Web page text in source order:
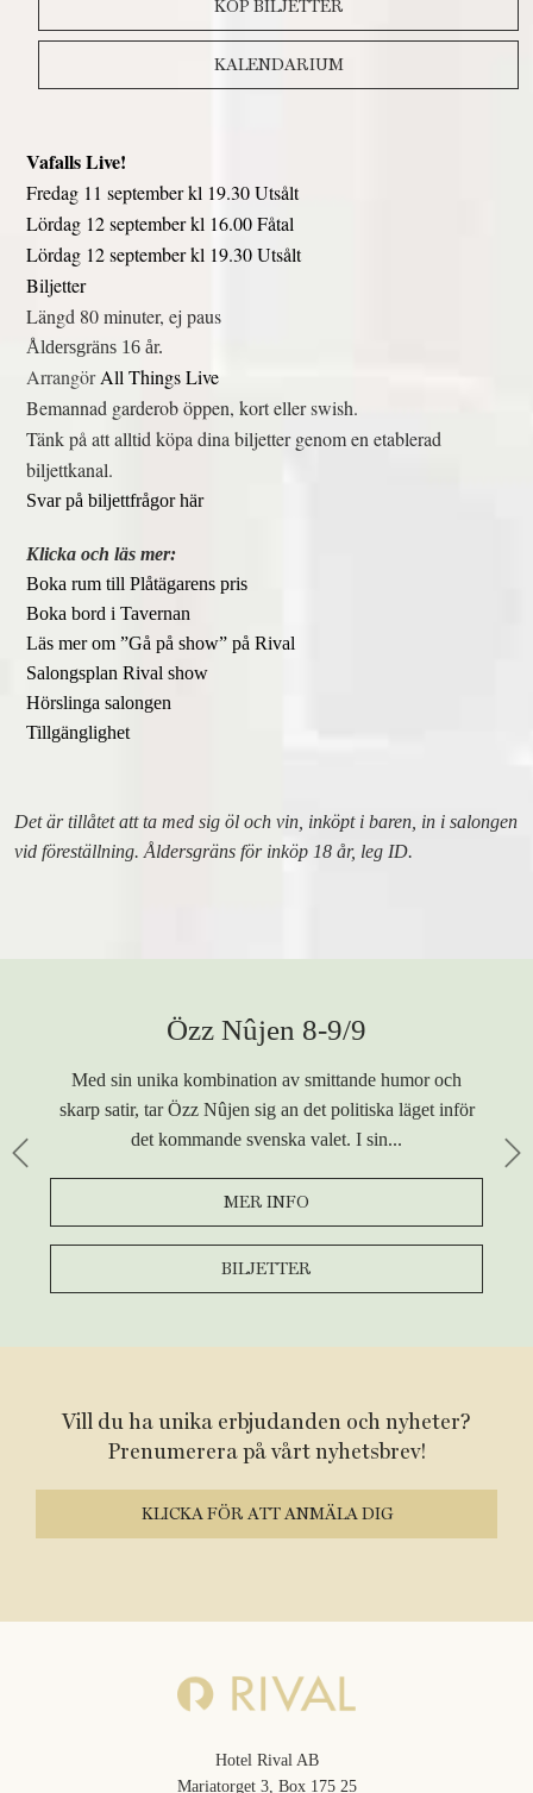
FAKTA A-Ö
KÖP BILJETTER
KALENDARIUM
Vafalls Live!
Fredag 11 september kl 19.30 Utsålt
Lördag 12 september kl 16.00 Fåtal
Lördag 12 september kl 19.30 Utsålt
Biljetter
Längd 80 minuter, ej paus
Åldersgräns 16 år.
ArrangörAll Things Live
Bemannad garderob öppen, kort eller swish.
Tänk på att alltid köpa dina biljetter genom en etablerad
biljettkanal.
Svar på biljettfrågor här
Klicka och läs mer:
Boka rum till Plåtägarens pris
Boka bord i Tavernan
Läs mer om ”Gå på show” på Rival
Salongsplan Rival show
Hörslinga salongen
Tillgänglighet
Det är tillåtet att ta med sig öl och vin, inköpt i baren, in i salongen
vid föreställning. Åldersgräns för inköp 18 år, leg ID.
Özz Nûjen 8-9/9
Med sin unika kombination av smittande humor och
skarp satir, tar Özz Nûjen sig an det politiska läget inför
det kommande svenska valet. I sin...
MER INFO
BILJETTER
Previous
Vill du ha unika erbjudanden och nyheter?
Prenumerera på vårt nyhetsbrev!
KLICKA FÖR ATT ANMÄLA DIG
Hotel Rival AB
Mariatorget 3, Box 175 25